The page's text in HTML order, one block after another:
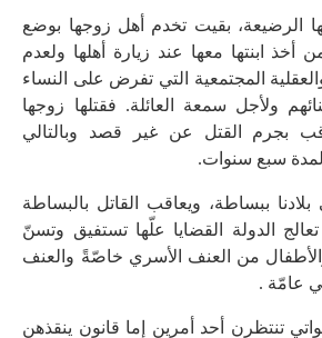
الرضيعة، بقيت تخدم أهل زوجها بوضع
أخذ ابنتها معها عند زيارة أهلها ولعدم
المجتمعية التي تفرض على النساء
ولأجل سمعة العائلة. فقتلها زوجها
بجرم القتل عن غير قصد وبالتالي
سبع سنوات.
ببساطة، ويعاقب القاتل بالبساطة
الدولة القضايا علّها تستفيق وتسنّ
من العنف الأسري خاصّةً والعنف
عامّة .
تنتظرن أحد أمرين إما قانون ينقذهن